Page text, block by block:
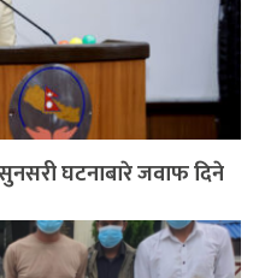
सुनसरी घटनाबारे जवाफ दिने